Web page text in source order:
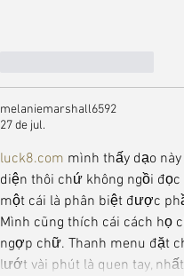
melaniemarshall6592
27 de jul.
luck8.com mình thấy dạo
diện thôi chứ không ngồi đọc
một cái là phân biệt được
Mình cũng thích cái cách họ
ngợp chữ. Thanh menu đặt
lướt vài phút là quen tay,